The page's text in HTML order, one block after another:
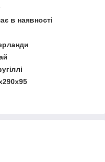
в наявності